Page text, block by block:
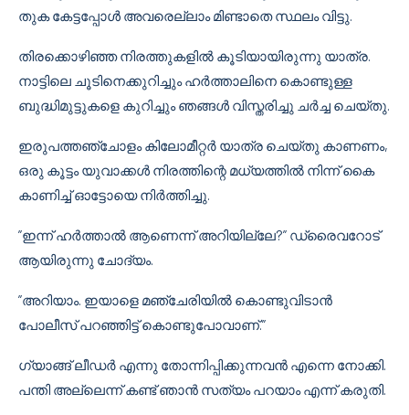
തുക കേട്ടപ്പോൾ അവരെല്ലാം മിണ്ടാതെ സ്ഥലം വിട്ടു.
തിരക്കൊഴിഞ്ഞ നിരത്തുകളിൽ കൂടിയായിരുന്നു യാത്ര.
നാട്ടിലെ ചൂടിനെക്കുറിച്ചും ഹർത്താലിനെ കൊണ്ടുള്ള
ബുദ്ധിമുട്ടുകളെ കുറിച്ചും ഞങ്ങൾ വിസ്തരിച്ചു ചർച്ച ചെയ്തു.
ഇരുപത്തഞ്ചോളം കിലോമീറ്റർ യാത്ര ചെയ്തു കാണണം,
ഒരു കൂട്ടം യുവാക്കൾ നിരത്തിന്റെ മധ്യത്തിൽ നിന്ന് കൈ
കാണിച്ച് ഓട്ടോയെ നിർത്തിച്ചു.
”ഇന്ന് ഹർത്താൽ ആണെന്ന് അറിയില്ലേ?” ഡ്രൈവറോട്
ആയിരുന്നു ചോദ്യം.
”അറിയാം. ഇയാളെ മഞ്ചേരിയിൽ കൊണ്ടുവിടാൻ
പോലീസ് പറഞ്ഞിട്ട് കൊണ്ടുപോവാണ്.”
ഗ്യാങ്ങ് ലീഡർ എന്നു തോന്നിപ്പിക്കുന്നവൻ എന്നെ നോക്കി.
പന്തി അല്ലെന്ന് കണ്ട് ഞാൻ സത്യം പറയാം എന്ന് കരുതി.